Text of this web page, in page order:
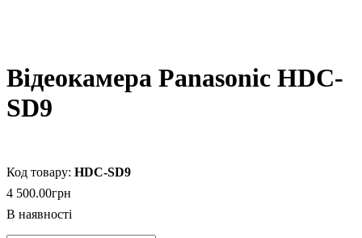
Відеокамера Panasonic HDC-
SD9
HDC-SD9
4 500.00грн